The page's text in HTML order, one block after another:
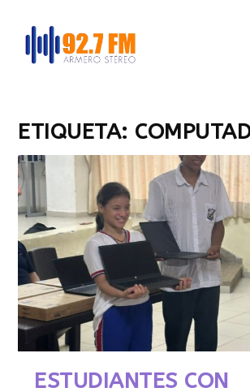
ETIQUETA:
ESTUDIANTES CON